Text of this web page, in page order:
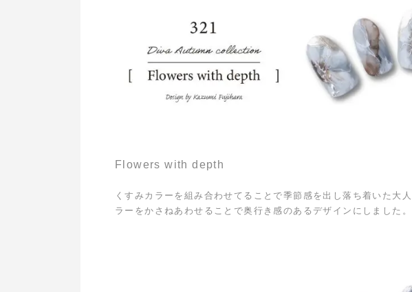
Flowers with depth
くすみカラーを組み合わせてることで季節感を出し落ち着いた大
ラーをかさねあわせることで奥行き感のあるデザインにしました。